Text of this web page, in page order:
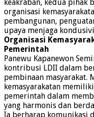
keakraban, kedua pihak
organisasi
pembangunan,
upaya menjaga
Organisasi
Pemerintah
Panewu Kapanewon
kontribusi LDII dalam
pembinaan masyarakat.
kemasyarakatan
pemerintah dalam
yang harmonis ‎dan
Ia berharap komunikasi